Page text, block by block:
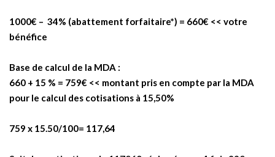
1000€ – 34% (abattement forfaitaire*) = 660€ << votre
bénéfice
Base de calcul de la MDA :
660 + 15 % = 759€ << montant pris en compte par la MDA
pour le calcul des cotisations à 15,50%
759 x 15.50/100= 117,64